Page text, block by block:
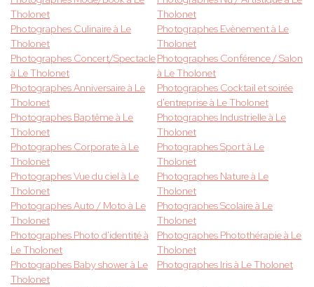
Tholonet
Tholonet
Photographes Culinaire à Le
Tholonet
Photographes Evènement à Le
Tholonet
Photographes Concert/Spectacle
à Le Tholonet
Photographes Conférence / Salon
à Le Tholonet
Photographes Anniversaire à Le
Tholonet
Photographes Cocktail et soirée
d'entreprise à Le Tholonet
Photographes Baptême à Le
Tholonet
Photographes Industrielle à Le
Tholonet
Photographes Corporate à Le
Tholonet
Photographes Sport à Le
Tholonet
Photographes Vue du ciel à Le
Tholonet
Photographes Nature à Le
Tholonet
Photographes Auto / Moto à Le
Tholonet
Photographes Scolaire à Le
Tholonet
Photographes Photo d'identité à
Le Tholonet
Photographes Photothérapie à Le
Tholonet
Photographes Baby shower à Le
Tholonet
Photographes Iris à Le Tholonet